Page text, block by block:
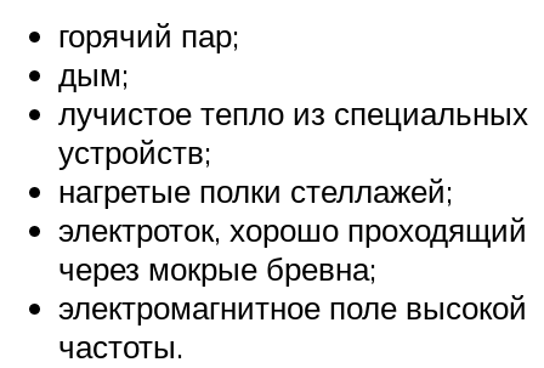
горячий пар;
дым;
лучистое тепло из специальных
устройств;
нагретые полки стеллажей;
электроток, хорошо проходящий
через мокрые бревна;
электромагнитное поле высокой
частоты.